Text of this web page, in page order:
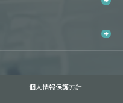
個人情報保護方針